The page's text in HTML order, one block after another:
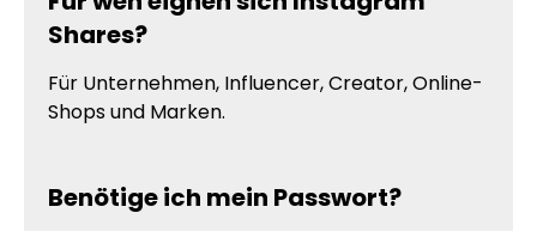
Shares?
Für Unternehmen, Influencer, Creator, Online-
Shops und Marken.
Benötige ich mein Passwort?